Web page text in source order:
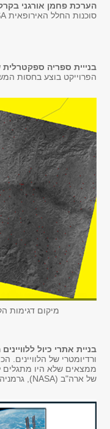
הערכת פחמן אורגני
סוכנות החלל האירופאית ESA בפרוייקט
בנייית ספריה
הפרוייקט בוצע בחסות
מיקום דגימות
בניית אתרי כיול
ורדיומטרי של הלוויינים.
של ארה"ב (NASA), גרמניה (DLR), איטליה (ASI) ואירופה (ESA).